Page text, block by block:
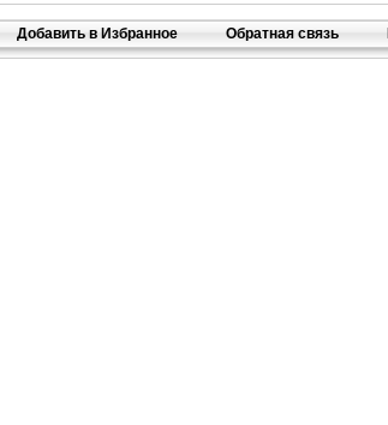
Добавить в Избранное Обратная связь